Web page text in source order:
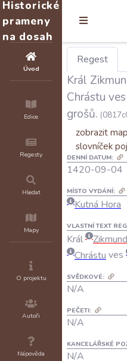
Historické
prameny
na dosah
Úvod
Edice
Regesty
Hledat
Mapy
O projektu
Autoři
Nápověda
Regest
Král
Chrástu
grošů.
zobrazit
slovníček
DENNÍ DATUM:
1420-09-04
MÍSTO VYDÁNÍ:
Kutná Hora
VLASTNÍ TEXT
Král Zikmund
Chrástu ves
SVĚDKOVÉ:
N/A
PEČETI:
N/A
KANCELÁŘSKÉ
N/A